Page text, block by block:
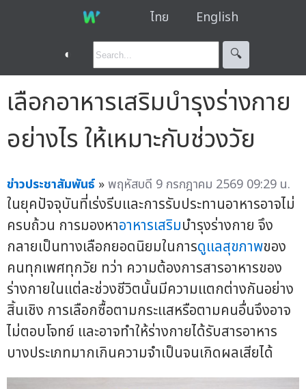
ไทย English
◐ 🔍︎
เลือกอาหารเสริมบำรุงร่างกาย
อย่างไร ให้เหมาะกับช่วงวัย
ข่าวประชาสัมพันธ์ »พฤหัสบดี 9 กรกฎาคม 2569 09:29 น.
ในยุคปัจจุบันที่เร่งรีบและการรับประทานอาหารอาจไม่
ครบถ้วน การมองหาอาหารเสริมบำรุงร่างกาย จึง
กลายเป็นทางเลือกยอดนิยมในการดูแลสุขภาพของ
คนทุกเพศทุกวัย ทว่า ความต้องการสารอาหารของ
ร่างกายในแต่ละช่วงชีวิตนั้นมีความแตกต่างกันอย่าง
สิ้นเชิง การเลือกซื้อตามกระแสหรือตามคนอื่นจึงอาจ
ไม่ตอบโจทย์ และอาจทำให้ร่างกายได้รับสารอาหาร
บางประเภทมากเกินความจำเป็นจนเกิดผลเสียได้